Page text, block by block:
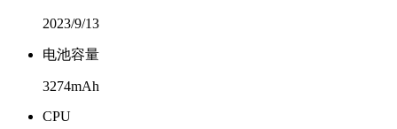
2023/9/13
电池容量
3274mAh
CPU